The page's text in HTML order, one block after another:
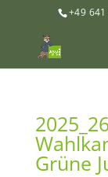
+49
Grüne